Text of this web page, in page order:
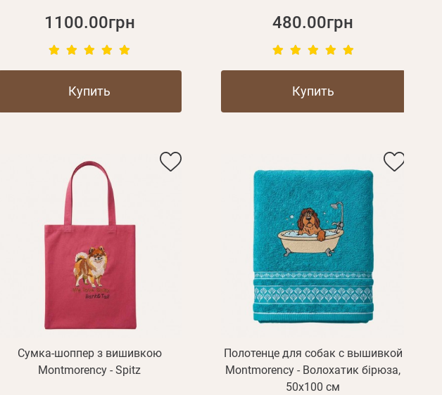
1100.00грн
Купить
480.00грн
Купить
Сумка-шоппер з вишивкою
Montmorency - Spitz
Полотенце для собак с вышивкой
Montmorency - Волохатик бірюза,
50x100 см